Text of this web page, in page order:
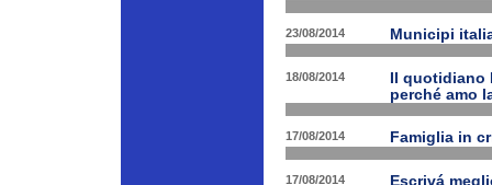
23/08/2014 Municipi
18/08/2014
Il
perché amo
17/08/2014 Famiglia in
17/08/2014 Escrivá